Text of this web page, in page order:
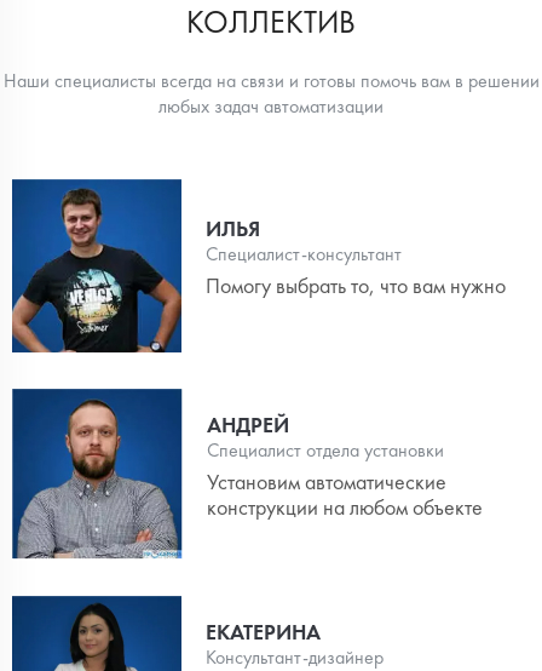
КОЛЛЕКТИВ
Наши специалисты всегда на связи и готовы помочь вам в решении
любых задач автоматизации
ИЛЬЯ
Специалист-консультант
Помогу выбрать то, что вам нужно
АНДРЕЙ
Специалист отдела установки
Установим автоматические
конструкции на любом объекте
ЕКАТЕРИНА
Консультант-дизайнер